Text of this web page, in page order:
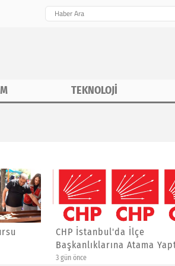
TEKNOLOJİ
CHP İstanbul'da İlçe
Başkanlıklarına Atama
3 gün önce